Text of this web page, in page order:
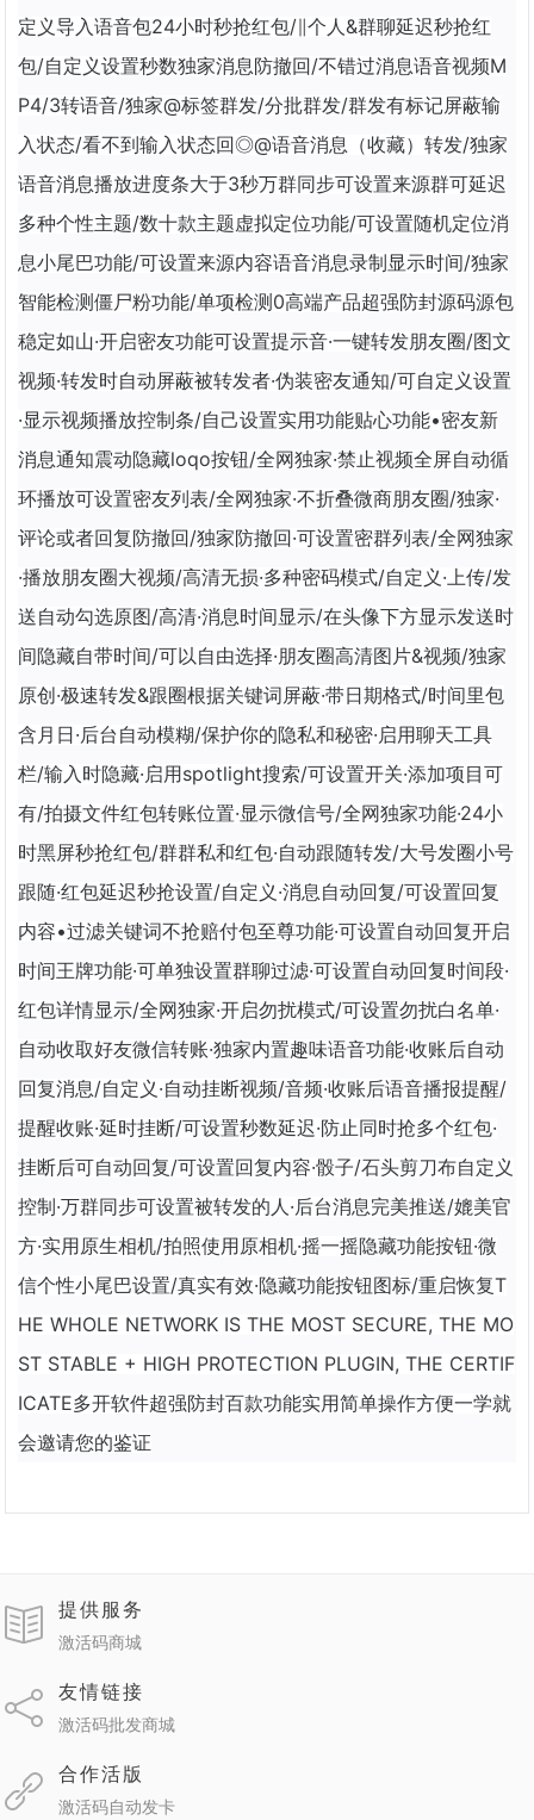
定义导入语音包24小时秒抢红包/∥个人&群聊延迟秒抢红
包/自定义设置秒数独家消息防撤回/不错过消息语音视频M
P4/3转语音/独家@标签群发/分批群发/群发有标记屏蔽输
入状态/看不到输入状态回◎@语音消息（收藏）转发/独家
语音消息播放进度条大于3秒万群同步可设置来源群可延迟
多种个性主题/数十款主题虚拟定位功能/可设置随机定位消
息小尾巴功能/可设置来源内容语音消息录制显示时间/独家
智能检测僵尸粉功能/单项检测0高端产品超强防封源码源包
稳定如山·开启密友功能可设置提示音·一键转发朋友圈/图文
视频·转发时自动屏蔽被转发者·伪装密友通知/可自定义设置
·显示视频播放控制条/自己设置实用功能贴心功能•密友新
消息通知震动隐藏loqo按钮/全网独家·禁止视频全屏自动循
环播放可设置密友列表/全网独家·不折叠微商朋友圈/独家·
评论或者回复防撤回/独家防撤回·可设置密群列表/全网独家
·播放朋友圈大视频/高清无损·多种密码模式/自定义·上传/发
送自动勾选原图/高清·消息时间显示/在头像下方显示发送时
间隐藏自带时间/可以自由选择·朋友圈高清图片&视频/独家
原创·极速转发&跟圈根据关键词屏蔽·带日期格式/时间里包
含月日·后台自动模糊/保护你的隐私和秘密·启用聊天工具
栏/输入时隐藏·启用spotlight搜索/可设置开关·添加项目可
有/拍摄文件红包转账位置·显示微信号/全网独家功能·24小
时黑屏秒抢红包/群群私和红包·自动跟随转发/大号发圈小号
跟随·红包延迟秒抢设置/自定义·消息自动回复/可设置回复
内容•过滤关键词不抢赔付包至尊功能·可设置自动回复开启
时间王牌功能·可单独设置群聊过滤·可设置自动回复时间段·
红包详情显示/全网独家·开启勿扰模式/可设置勿扰白名单·
自动收取好友微信转账·独家内置趣味语音功能·收账后自动
回复消息/自定义·自动挂断视频/音频·收账后语音播报提醒/
提醒收账·延时挂断/可设置秒数延迟·防止同时抢多个红包·
挂断后可自动回复/可设置回复内容·骰子/石头剪刀布自定义
控制·万群同步可设置被转发的人·后台消息完美推送/媲美官
方·实用原生相机/拍照使用原相机·摇一摇隐藏功能按钮·微
信个性小尾巴设置/真实有效·隐藏功能按钮图标/重启恢复T
HE WHOLE NETWORK IS THE MOST SECURE, THE MO
ST STABLE + HIGH PROTECTION PLUGIN, THE CERTIF
ICATE多开软件超强防封百款功能实用简单操作方便一学就
会邀请您的鉴证
提供服务
激活码商城
友情链接
激活码批发商城
合作活版
激活码自动发卡